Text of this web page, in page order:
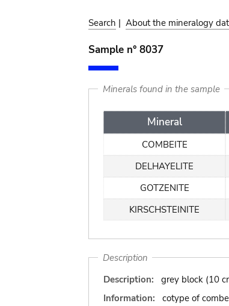
Search | About the mineralogy
Sample n° 8037
Minerals found in the sample
Mineral
COMBEITE
DELHAYELITE
GOTZENITE
KIRSCHSTEINITE
Description
Description:
grey block (10
Information:
cotype of